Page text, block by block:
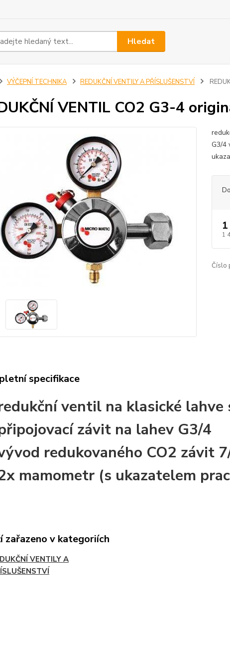
Hledat
VÝČEPNÍ TECHNIKA REDUKČNÍ VENTILY A PŘÍSLUŠENSTVÍ
VENTIL CO2 G3-4
G3/4
1
Číslo
specifikace
ventil na klasické lahve
závit na lahev G3/4
redukovaného CO2 závit
mamometr (s ukazatelem
zařazeno v kategoriích
VENTILY A